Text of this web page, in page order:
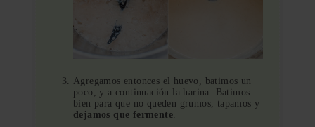
Agregamos entonces el huevo, batimos un
poco, y a continuación la harina. Batimos
bien para que no queden grumos, tapamos y
dejamos que fermente.